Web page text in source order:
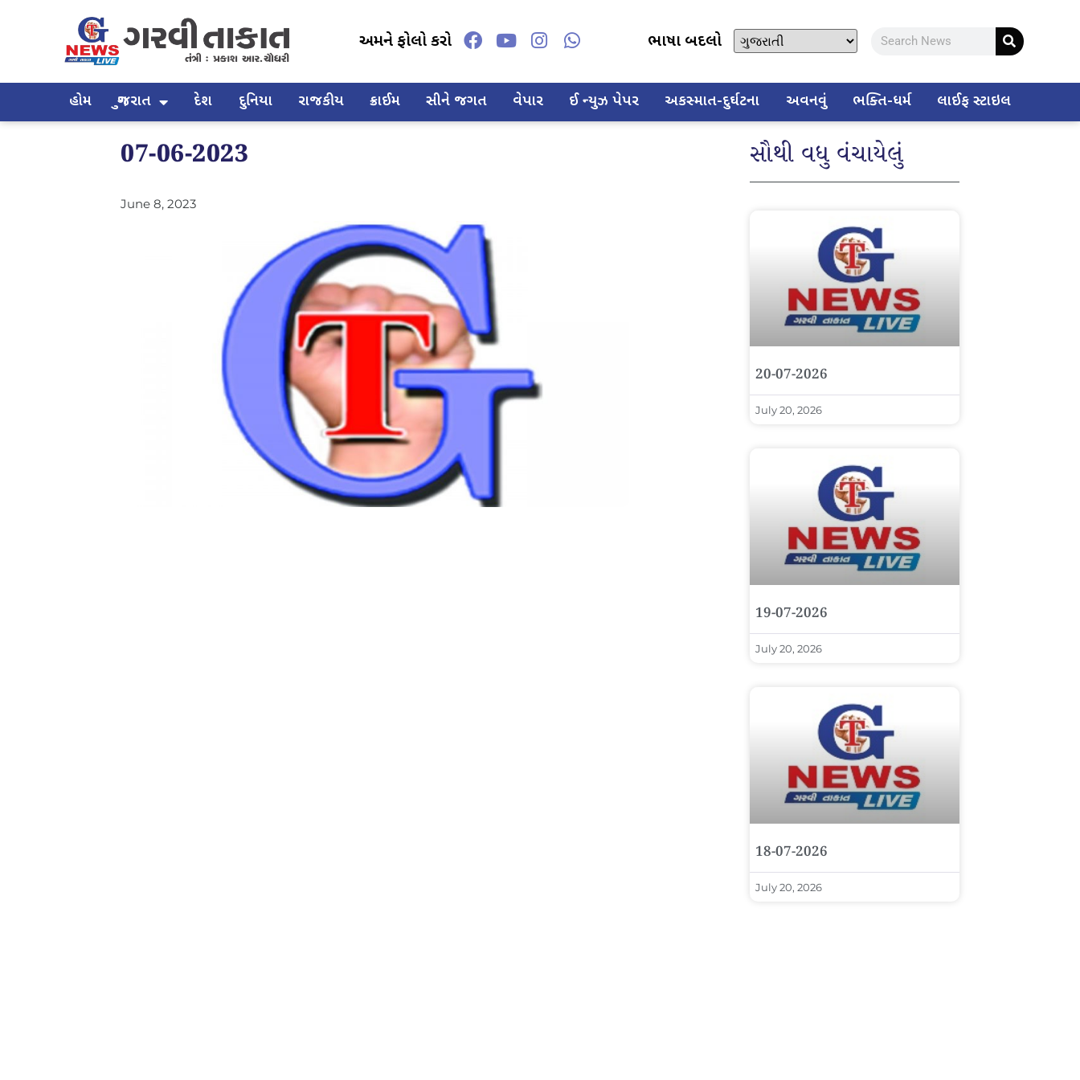
અમને ફોલો કરો ભાષા બદલો
હોમ ગુજરાત દેશ દુનિયા રાજકીય ક્રાઈમ સીને જગત વેપાર ઈ ન્યુઝ પેપર અકસ્માત-દુર્ઘટના અવનવું ભક્તિ-ધર્મ લાઈફ સ્ટાઇલ
07-06-2023
June 8, 2023
સૌથી વધુ વંચાયેલું
20-07-2026
July 20, 2026
19-07-2026
July 20, 2026
18-07-2026
July 20, 2026